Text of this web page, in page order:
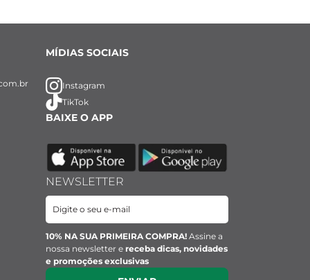
MÍDIAS SOCIAIS
Instagram
TikTok
BAIXE O APP
NEWSLETTER
10% NA SUA PRIMEIRA COMPRA! Assine a
nossa newsletter e receba dicas, novidades
e promoções exclusivas